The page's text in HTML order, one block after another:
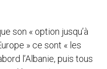
son « option jusqu’à
» ce sont « les
l’Albanie, puis tous